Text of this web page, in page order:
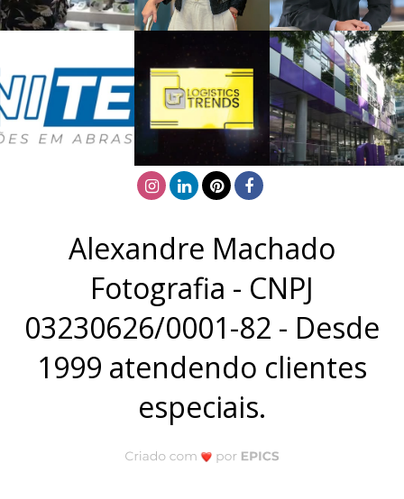
Alexandre Machado
Fotografia - CNPJ
03230626/0001-82 - Desde
1999 atendendo clientes
especiais.